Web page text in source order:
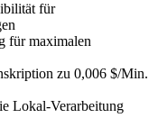
für
für maximalen
zu 0,006 $/Min.
Lokal-Verarbeitung